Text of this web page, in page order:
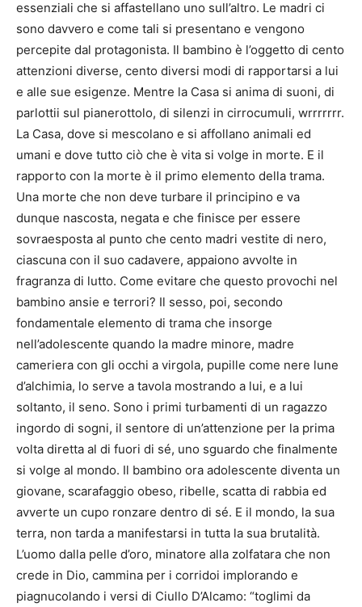
essenziali che si affastellano uno sull’altro. Le madri ci
sono davvero e come tali si presentano e vengono
percepite dal protagonista. Il bambino è l’oggetto di cento
attenzioni diverse, cento diversi modi di rapportarsi a lui
e alle sue esigenze. Mentre la Casa si anima di suoni, di
parlottii sul pianerottolo, di silenzi in cirrocumuli, wrrrrrrr.
La Casa, dove si mescolano e si affollano animali ed
umani e dove tutto ciò che è vita si volge in morte. E il
rapporto con la morte è il primo elemento della trama.
Una morte che non deve turbare il principino e va
dunque nascosta, negata e che finisce per essere
sovraesposta al punto che cento madri vestite di nero,
ciascuna con il suo cadavere, appaiono avvolte in
fragranza di lutto. Come evitare che questo provochi nel
bambino ansie e terrori? Il sesso, poi, secondo
fondamentale elemento di trama che insorge
nell’adolescente quando la madre minore, madre
cameriera con gli occhi a virgola, pupille come nere lune
d’alchimia, lo serve a tavola mostrando a lui, e a lui
soltanto, il seno. Sono i primi turbamenti di un ragazzo
ingordo di sogni, il sentore di un’attenzione per la prima
volta diretta al di fuori di sé, uno sguardo che finalmente
si volge al mondo. Il bambino ora adolescente diventa un
giovane, scarafaggio obeso, ribelle, scatta di rabbia ed
avverte un cupo ronzare dentro di sé. E il mondo, la sua
terra, non tarda a manifestarsi in tutta la sua brutalità.
L’uomo dalla pelle d’oro, minatore alla zolfatara che non
crede in Dio, cammina per i corridoi implorando e
piagnucolando i versi di Ciullo D’Alcamo: “toglimi da